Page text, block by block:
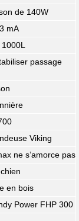
de 140W
mA
passage
Viking
ne s’amorce pas
en bois
Power FHP 300